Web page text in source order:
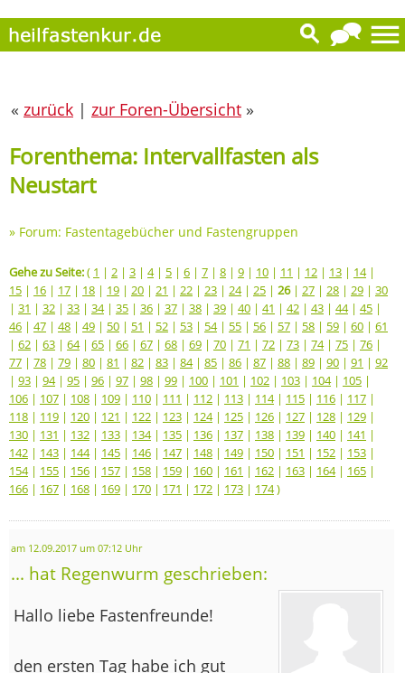
« zurück | zur Foren-Übersicht »
Forenthema: Intervallfasten als
Neustart
» Forum: Fastentagebücher und Fastengruppen
Gehe zu Seite:( 1 | 2 | 3 | 4| 5 | 6 | 7 | 8 | 9 | 10 | 11 | 12 | 13 | 14|
15 | 16 | 17 | 18 | 19 | 20 | 21 | 22 | 23 | 24| 25 | 26| 27 | 28 | 29 | 30
| 31 | 32 | 33 | 34| 35 | 36 | 37 | 38 | 39 | 40 | 41 | 42 | 43 | 44| 45 |
46 | 47 | 48 | 49 | 50 | 51 | 52 | 53 | 54| 55 | 56 | 57 | 58 | 59 | 60 | 61
| 62 | 63 | 64| 65 | 66 | 67 | 68 | 69 | 70 | 71 | 72 | 73 | 74| 75 | 76 |
77 | 78 | 79 | 80 | 81 | 82 | 83 | 84| 85 | 86 | 87 | 88 | 89 | 90 | 91 | 92
| 93 | 94| 95 | 96 | 97 | 98 | 99 | 100 | 101 | 102 | 103 | 104| 105 |
106 | 107 | 108 | 109 | 110 | 111 | 112 | 113 | 114| 115 | 116 | 117 |
118 | 119 | 120 | 121 | 122 | 123 | 124| 125 | 126 | 127 | 128 | 129 |
130 | 131 | 132 | 133 | 134| 135 | 136 | 137 | 138 | 139 | 140 | 141 |
142 | 143 | 144| 145 | 146 | 147 | 148 | 149 | 150 | 151 | 152 | 153 |
154| 155 | 156 | 157 | 158 | 159 | 160 | 161 | 162 | 163 | 164| 165 |
166 | 167 | 168 | 169 | 170 | 171 | 172 | 173 | 174)
am 12.09.2017 um 07:12 Uhr
... hat Regenwurm geschrieben:
Hallo liebe Fastenfreunde!
den ersten Tag habe ich gut